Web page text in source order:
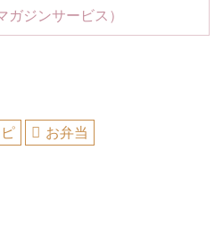
ジンサービス）
お弁当